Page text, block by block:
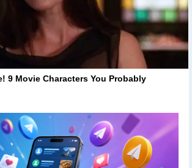
9 Movie Characters You Probably